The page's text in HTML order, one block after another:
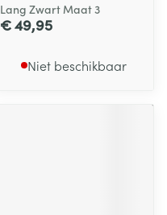
Lang Zwart Maat 3
€ 49,95
Niet beschikbaar